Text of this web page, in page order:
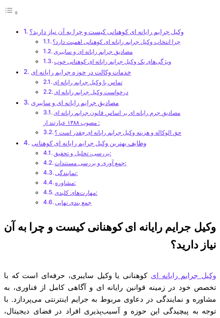
وکیل جرایم رایانه ای کوهنانی کیست و چرا به آن نیاز دارید؟
چرا انتخاب وکیل جرایم رایانه ای کوهنانی اهمیت دارد؟
مصادیق جرایم رایانه ای و سایبری
ویژگی‌های یک وکیل جرایم رایانه ای کوهنانی خوب
خدمات وکالت در حوزه جرایم رایانه ای
تماس با وکیل جرایم رایانه ای
درخواست وکیل جرایم رایانه ای
مصادیق جرایم رایانه ای و سایبری
مصادیق جرم رایانه ای بر اساس قانون جرایم رایانه ای
مصوب ۱۳۸۸ عبارتند از :
حق الوکاله و هزینه وکیل جرایم رایانه ای چقدر است ؟
وظایف بهترین وکیل جرایم رایانه ای کوهنانی
بررسی، تحلیل و تحقیق:
جمع آوری و بررسی مستندات:
نمایندگی:
مشاوره:
مهارت‌های کلیدی:
جمع بندی نهایی
وکیل جرایم رایانه ای کوهنانی کیست و چرا به آن
نیاز دارید؟
وکیل جرایم رایانه ای کوهنانی یا وکیل سایبری، حرفه‌ای است که با
تخصص خود در زمینه قوانین رایانه ای و آگاهی کامل از فناوری، به
مشاوره و نمایندگی در دعاوی مربوط به جرایم اینترنتی می‌پردازد. با
توجه به پیچیدگی این حوزه و آسیب‌پذیری افراد در فضای دیجیتال،